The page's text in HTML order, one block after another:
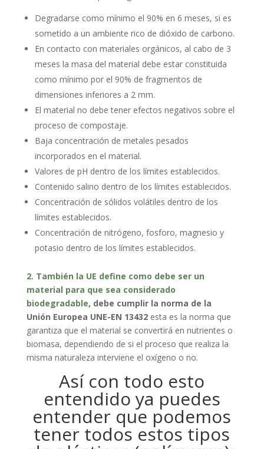
Degradarse como mínimo el 90% en 6 meses, si es
sometido a un ambiente rico de dióxido de carbono.
En contacto con materiales orgánicos, al cabo de 3
meses la masa del material debe estar constituida
como mínimo por el 90% de fragmentos de
dimensiones inferiores a 2 mm.
El material no debe tener efectos negativos sobre el
proceso de compostaje.
Baja concentración de metales pesados
incorporados en el material.
Valores de pH dentro de los límites establecidos.
Contenido salino dentro de los límites establecidos.
Concentración de sólidos volátiles dentro de los
límites establecidos.
Concentración de nitrógeno, fosforo, magnesio y
potasio dentro de los límites establecidos.
2. También la UE define como debe ser un
material para que sea considerado
biodegradable, debe cumplir la norma de la
Unión Europea UNE-EN 13432esta es la norma que
garantiza que el material se convertirá en nutrientes o
biomasa, dependiendo de si el proceso que realiza la
misma naturaleza interviene el oxígeno o no.
Así con todo esto
entendido ya puedes
entender que podemos
tener todos estos tipos